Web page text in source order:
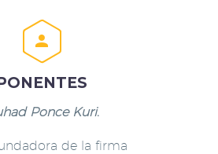


Ponce Kuri.
de la firma